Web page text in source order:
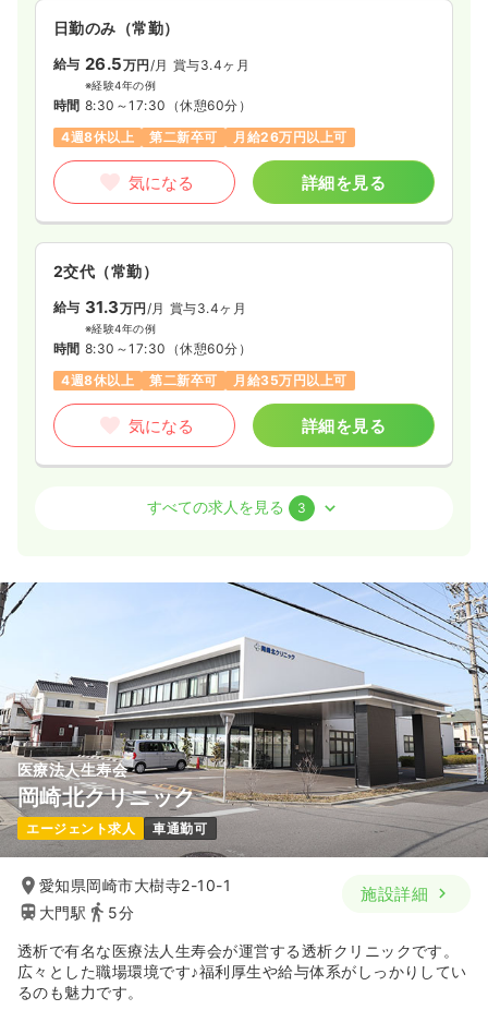
日勤のみ（常勤）
給与 26.5万円 /月 賞与3.4ヶ月
※経験4年の例
時間 8:30～17:30 （休憩60分）
4週8休以上
第二新卒可 月給26万円以上可
気になる 詳細を見る
2交代（常勤）
給与 31.3万円/月 賞与3.4ヶ月
※経験4年の例
時間 8:30～17:30 （休憩60分）
4週8休以上
第二新卒可 月給35万円以上可
気になる 詳細を見る
正・准看護師
賞与3.4ヶ月
第二新卒可 月給26万円以上可
気になる 詳細を見る
2交代（常勤） 一時募集休止
給与 31.3万円 /月 賞与2回
※経験4年の例
時間 8:30～17:30
4週8休以上
気になる 詳細を見る
すべての求人を見る 3
医療法人生寿会
岡崎北クリニック
エージェント求人 車通勤可
愛知県岡崎市大樹寺2-10-1
大門駅
5分
施設詳細
透析で有名な医療法人生寿会が運営する透析クリニックです。
広々とした職場環境です♪福利厚生や給与体系がしっかりしてい
るのも魅力です。